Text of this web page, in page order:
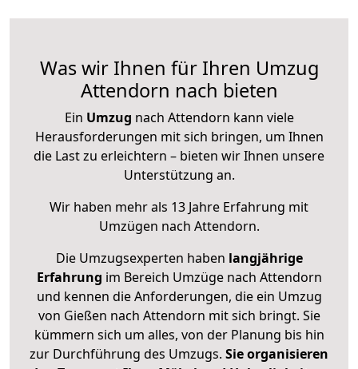
Was wir Ihnen für Ihren Umzug
Attendorn nach bieten
Ein Umzug nach Attendorn kann viele
Herausforderungen mit sich bringen, um Ihnen
die Last zu erleichtern – bieten wir Ihnen unsere
Unterstützung an.
Wir haben mehr als 13 Jahre Erfahrung mit
Umzügen nach Attendorn.
Die Umzugsexperten haben langjährige
Erfahrung im Bereich Umzüge nach Attendorn
und kennen die Anforderungen, die ein Umzug
von Gießen nach Attendorn mit sich bringt. Sie
kümmern sich um alles, von der Planung bis hin
zur Durchführung des Umzugs. Sie organisieren